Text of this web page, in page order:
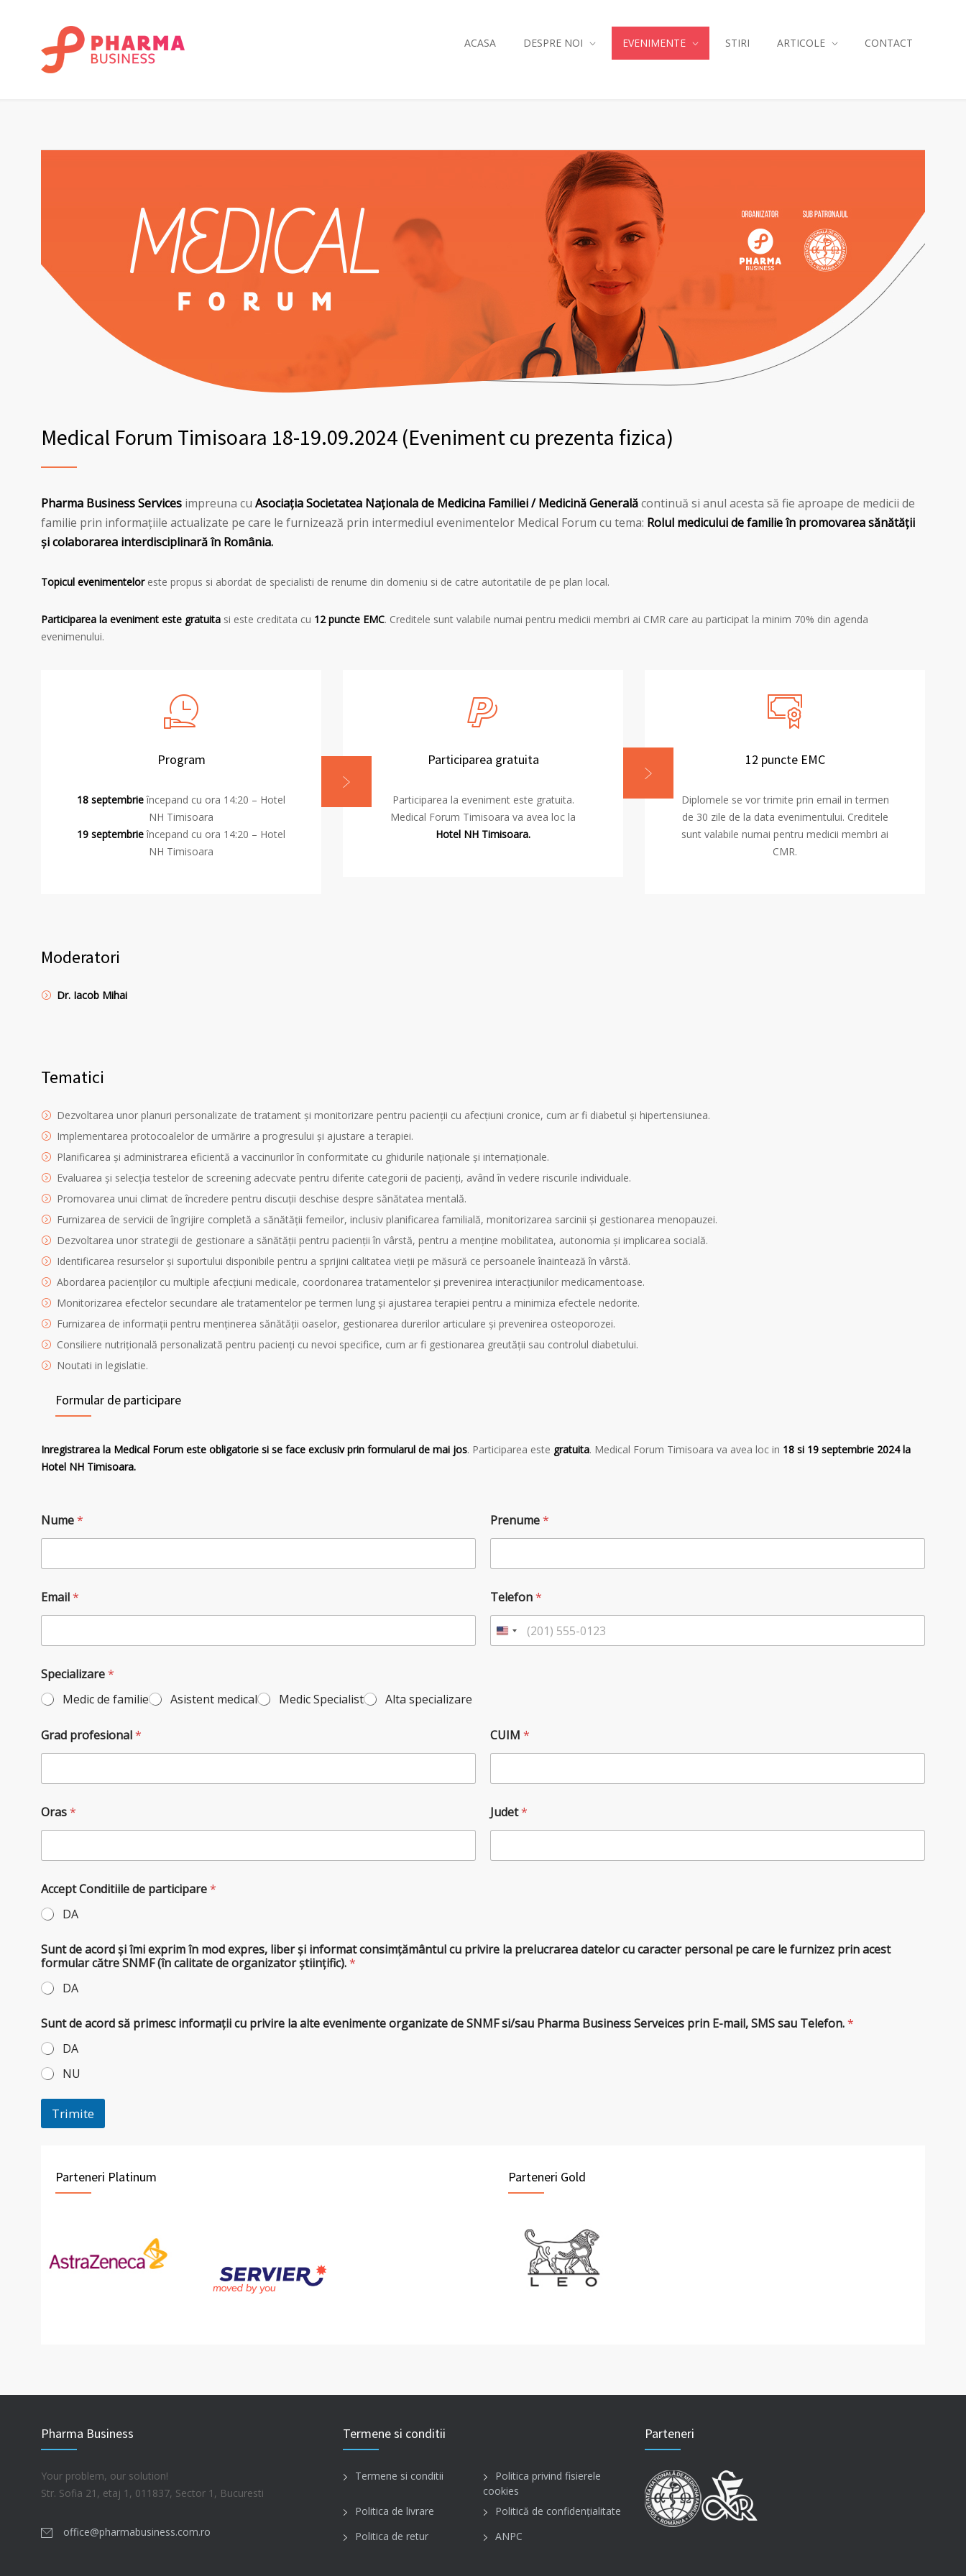
ACASA DESPRE NOI EVENIMENTE STIRI ARTICOLE CONTACT
Medical Forum Timisoara 18-19.09.2024 (Eveniment cu prezenta fizica)
Pharma Business Services impreuna cu Asociația Societatea Naţionala de Medicina Familiei / Medicină Generalăcontinuă si anul acesta să fie aproape de medicii de
familie prin informațiile actualizate pe care le furnizează prin intermediul evenimentelor Medical Forum cu tema: Rolul medicului de familie în promovarea sănătății
și colaborarea interdisciplinară în România.
Topicul evenimenteloreste propus si abordat de specialisti de renume din domeniu si de catre autoritatile de pe plan local.
Participarea la eveniment este gratuita si este creditata cu 12 puncte EMC. Creditele sunt valabile numai pentru medicii membri ai CMR care au participat la minim 70% din agenda
evenimenului.
Program
18 septembrieîncepand cu ora 14:20 – Hotel
NH Timisoara
19 septembrieîncepand cu ora 14:20 – Hotel
NH Timisoara
Participarea gratuita
Participarea la eveniment este gratuita.
Medical Forum Timisoara va avea loc la
Hotel NH Timisoara.
12 puncte EMC
Diplomele se vor trimite prin email in termen
de 30 zile de la data evenimentului. Creditele
sunt valabile numai pentru medicii membri ai
CMR.
Moderatori
Dr. Iacob Mihai
Tematici
Dezvoltarea unor planuri personalizate de tratament și monitorizare pentru pacienții cu afecțiuni cronice, cum ar fi diabetul și hipertensiunea.
Implementarea protocoalelor de urmărire a progresului și ajustare a terapiei.
Planificarea și administrarea eficientă a vaccinurilor în conformitate cu ghidurile naționale și internaționale.
Evaluarea și selecția testelor de screening adecvate pentru diferite categorii de pacienți, având în vedere riscurile individuale.
Promovarea unui climat de încredere pentru discuții deschise despre sănătatea mentală.
Furnizarea de servicii de îngrijire completă a sănătății femeilor, inclusiv planificarea familială, monitorizarea sarcinii și gestionarea menopauzei.
Dezvoltarea unor strategii de gestionare a sănătății pentru pacienții în vârstă, pentru a menține mobilitatea, autonomia și implicarea socială.
Identificarea resurselor și suportului disponibile pentru a sprijini calitatea vieții pe măsură ce persoanele înaintează în vârstă.
Abordarea pacienților cu multiple afecțiuni medicale, coordonarea tratamentelor și prevenirea interacțiunilor medicamentoase.
Monitorizarea efectelor secundare ale tratamentelor pe termen lung și ajustarea terapiei pentru a minimiza efectele nedorite.
Furnizarea de informații pentru menținerea sănătății oaselor, gestionarea durerilor articulare și prevenirea osteoporozei.
Consiliere nutrițională personalizată pentru pacienți cu nevoi specifice, cum ar fi gestionarea greutății sau controlul diabetului.
Noutati in legislatie.
Formular de participare
Inregistrarea la Medical Forum este obligatorie si se face exclusiv prin formularul de mai jos. Participarea este gratuita. Medical Forum Timisoara va avea loc in 18 si 19 septembrie 2024 la
Hotel NH Timisoara.
Nume*
Email*
Prenume*
Telefon*
Specializare*
Medic de familie
Asistent medical Medic Specialist Alta specializare
Grad profesional*
Oras*
CUIM *
Judet*
Accept Conditiile de participare*
DA
Sunt de acord și îmi exprim în mod expres, liber și informat consimțământul cu privire la prelucrarea datelor cu caracter personal pe care le furnizez prin acest
formular către SNMF (în calitate de organizator științific).*
DA
Sunt de acord să primesc informații cu privire la alte evenimente organizate de SNMF si/sau Pharma Business Serveices prin E-mail, SMS sau Telefon.*
DA
NU
Trimite
Parteneri Platinum Parteneri Gold
Pharma Business
Your problem, our solution!
Str. Sofia 21, etaj 1, 011837, Sector 1, Bucuresti
office@pharmabusiness.com.ro
Termene si conditii
Termene si conditii
Politica privind fisierele
cookies
Politica de livrare
Politică de confidențialitate
Politica de retur
ANPC
Parteneri